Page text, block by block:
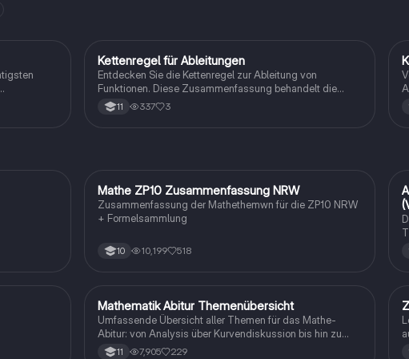
höherer
von
Mathe
Kettenregel für Ableitungen
Entdecken Sie die Kettenregel zur Ableitung von
Funktionen. Diese Zusammenfassung behandelt die
Schritte zur Anwendung der Regel, Beispiele für einfache
Funktionen, e-Funktionen und Wurzelfunktionen. Ideal für
11 337 3
Mathe
Mathe ZP10 Zusammenfassung NRW
Zusammenfassung der Mathethemwn für die ZP10 NRW
+ Formelsammlung
10 10,199 518
Mathe
Mathematik Abitur Themenübersicht
Umfassende Übersicht aller Themen für das Mathe-
Abitur: von Analysis über Kurvendiskussion bis hin zu
Integralrechnung und Stochastik. Ideal für die
11 7,905 229